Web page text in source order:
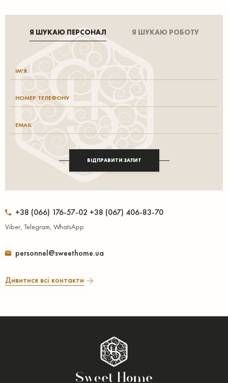
+38 (066) 176-57-02 +38 (067) 406-83-70
Viber, Telegram, WhatsApp
personnel@sweethome.ua
Дивитися всі контакти
Я ШУКАЮ ПЕРСОНАЛ Я ШУКАЮ РОБОТУ
ВІДПРАВИТИ ЗАПИТ